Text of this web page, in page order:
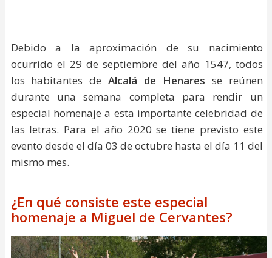
Debido a la aproximación de su nacimiento
ocurrido el 29 de septiembre del año 1547, todos
los habitantes deAlcalá de Henares se reúnen
durante una semana completa para rendir un
especial homenaje a esta importante celebridad de
las letras. Para el año 2020 se tiene previsto este
evento desde el día 03 de octubre hasta el día 11 del
mismo mes.
¿En qué consiste este especial
homenaje a Miguel de Cervantes?